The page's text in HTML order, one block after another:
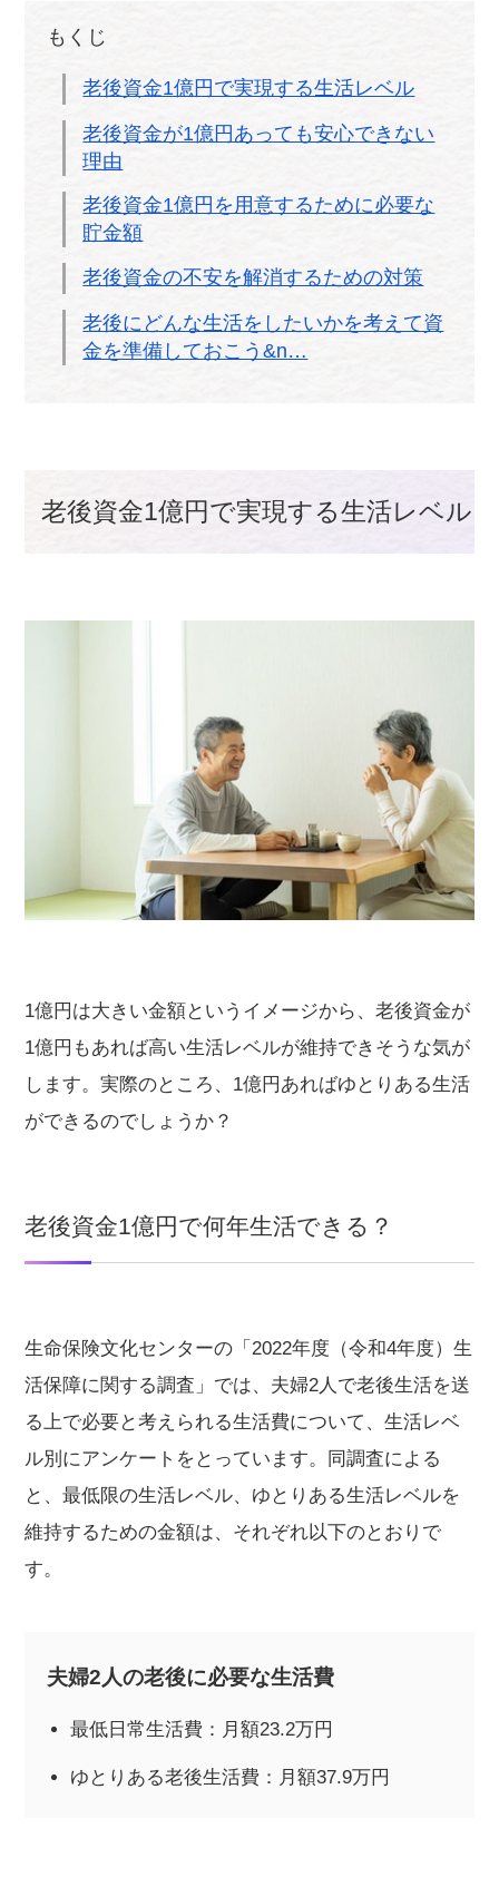
もくじ
老後資金1億円で実現する生活レベル
老後資金が1億円あっても安心できない
理由
老後資金1億円を用意するために必要な
貯金額
老後資金の不安を解消するための対策
老後にどんな生活をしたいかを考えて資
金を準備しておこう&n…
老後資金1億円で実現する生活レベル
1億円は大きい金額というイメージから、老後資金が
1億円もあれば高い生活レベルが維持できそうな気が
します。実際のところ、1億円あればゆとりある生活
ができるのでしょうか？
老後資金1億円で何年生活できる？
生命保険文化センターの「2022年度（令和4年度）生
活保障に関する調査」では、夫婦2人で老後生活を送
る上で必要と考えられる生活費について、生活レベ
ル別にアンケートをとっています。同調査による
と、最低限の生活レベル、ゆとりある生活レベルを
維持するための金額は、それぞれ以下のとおりで
す。
夫婦2人の老後に必要な生活費
最低日常生活費：月額23.2万円
ゆとりある老後生活費：月額37.9万円